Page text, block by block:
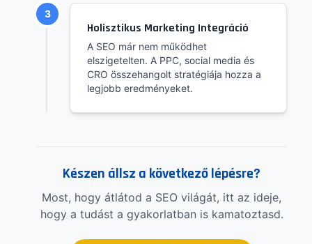
3
Holisztikus Marketing Integráció
A SEO már nem működhet
elszigetelten. A PPC, social media és
CRO összehangolt stratégiája hozza a
legjobb eredményeket.
Készen állsz a következő lépésre?
Most, hogy átlátod a SEO világát, itt az ideje,
hogy a tudást a gyakorlatban is kamatoztasd.